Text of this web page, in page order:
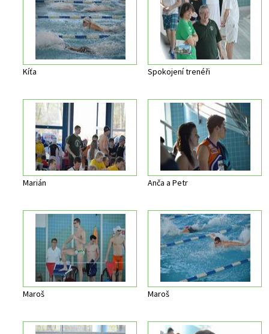
Kíťa Spokojení trenéři
Marián Anča a Petr
Maroš Maroš